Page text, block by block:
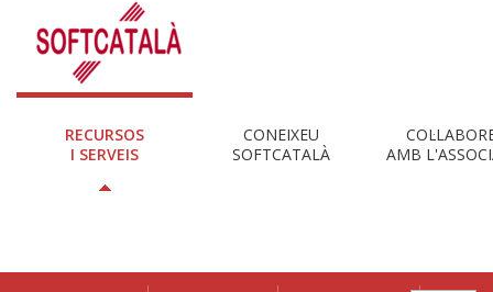
RECURSOS
I SERVEIS
CONEIXEU
SOFTCATALÀ
AMB